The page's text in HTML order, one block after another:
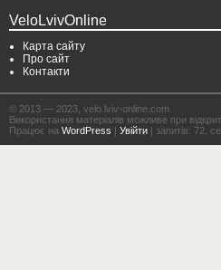
VeloLvivOnline
Карта сайту
Про сайт
Контакти
© 2013 — 2023, velo.lviv-online.com
Використання матеріалів можливе при
Працює на WordPress | Увійти | запитів: 72,